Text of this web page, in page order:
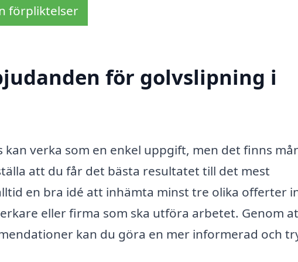
förpliktelser
för golvslipning i
verka som en enkel uppgift, men det finns
att du får det bästa resultatet till det mest
en bra idé att inhämta minst tre olika offerter
eller firma som ska utföra arbetet. Genom
kan du göra en mer informerad och